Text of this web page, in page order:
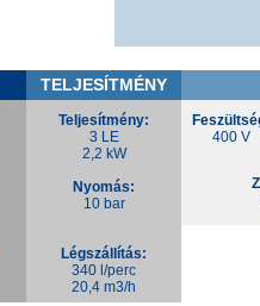
TELJESÍTMÉNY
Teljesítmény:
3 LE
2,2 kW
Nyomás:
10 bar
Légszállítás:
340 l/perc
20,4 m3/h
400 V